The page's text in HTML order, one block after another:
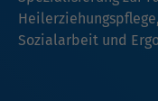
Sozialarbeit und